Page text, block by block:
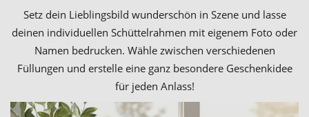
Setz dein Lieblingsbild wunderschön in Szene und lasse
deinen individuellen Schüttelrahmen mit eigenem Foto oder
Namen bedrucken. Wähle zwischen verschiedenen
Füllungen und erstelle eine ganz besondere Geschenkidee
für jeden Anlass!